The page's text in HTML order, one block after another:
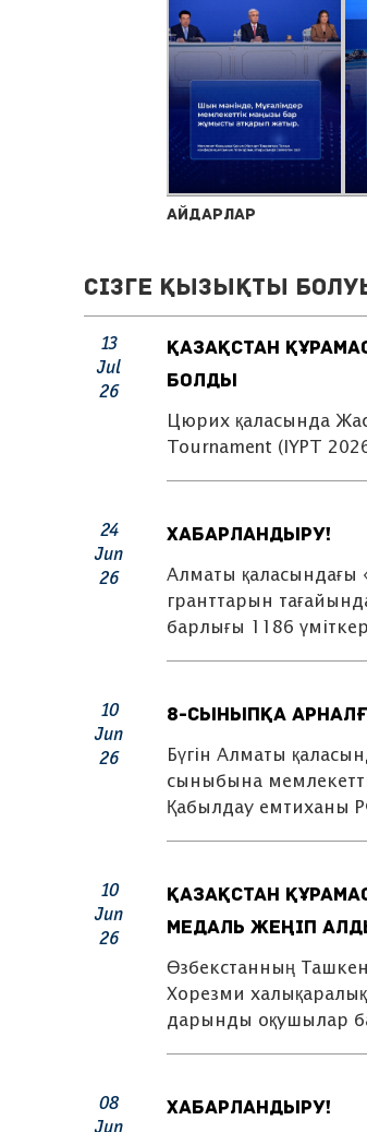
Айдарлар
Сізге қызықты
13
Jul
26
ҚАЗАҚСТАН
БОЛДЫ
Цюрих қаласында
Tournament (IYPT
24
Jun
26
ХАБАРЛАНДЫРУ!
Алматы қаласындағы
гранттарын
барлығы 1186
10
Jun
26
8-сыныпқа
Бүгін Алматы
сыныбына
Қабылдау емтиханы
10
Jun
26
Қазақстан
медаль жеңіп
Өзбекстанның
Хорезми
дарынды оқушылар
08
ХАБАРЛАНДЫРУ!